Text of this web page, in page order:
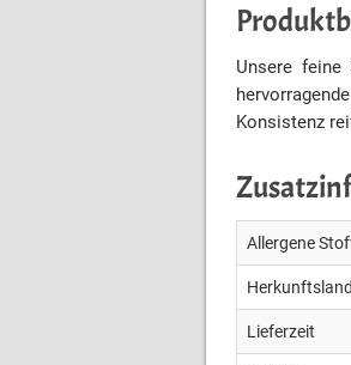
Unsere
Konsistenz
Allergene
Herkunftsland
Lieferzeit